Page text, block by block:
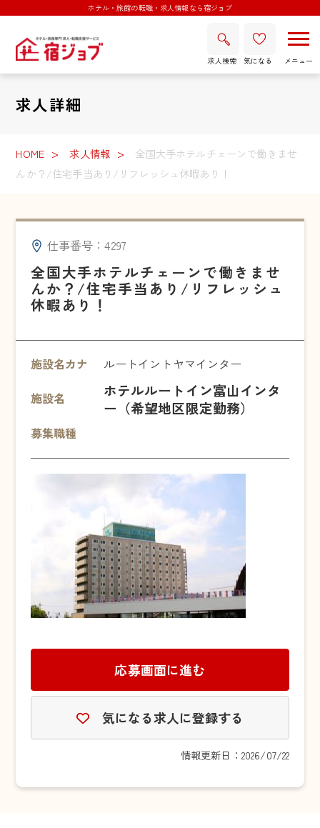
ホテル・旅館の転職・求人情報なら宿ジョブ
求人検索 気になる
求人詳細
HOME 求人情報
全国大手ホテルチェーンで働きませ
んか？/住宅手当あり/リフレッシュ休暇あり！
仕事番号：4297
全国大手ホテルチェーンで働きませ
んか？/住宅手当あり/リフレッシュ
休暇あり！
施設名カナ
ルートイントヤマインター
施設名
ホテルルートイン富山インタ
ー（希望地区限定勤務）
募集職種
応募画面に進む
気になる求人に登録する
情報更新日：2026/07/22